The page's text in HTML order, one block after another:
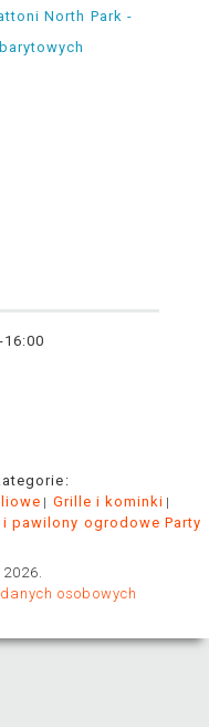
North Park -
16:00
Grille i kominki
i pawilony ogrodowe Party
osobowych